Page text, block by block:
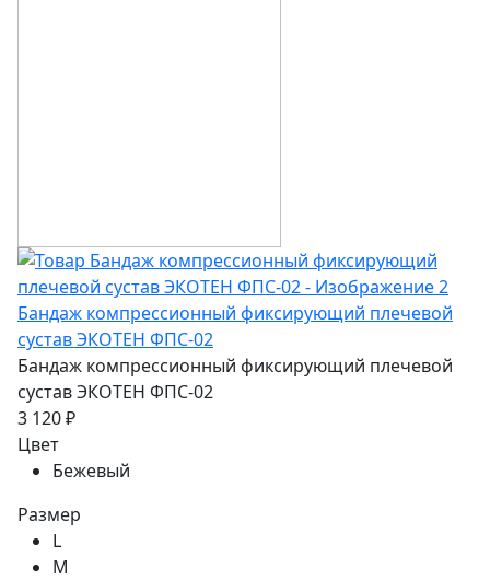
Бандаж компрессионный фиксирующий плечевой
сустав ЭКОТЕН ФПС-02
Бандаж компрессионный фиксирующий плечевой
сустав ЭКОТЕН ФПС-02
3 120 ₽
Цвет
Бежевый
Размер
L
M